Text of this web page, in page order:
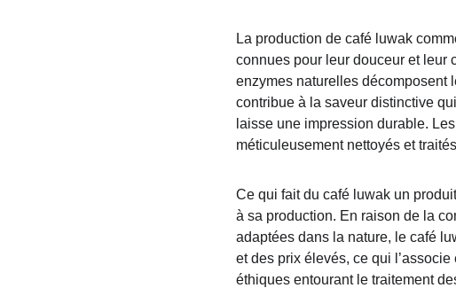
La production de café luwak
connues pour leur douceur et leur
enzymes naturelles décomposent
contribue à la saveur distinctive
laisse une impression durable.
méticuleusement nettoyés et
Ce qui fait du café luwak un
à sa production. En raison de la
adaptées dans la nature, le café
et des prix élevés, ce qui
éthiques entourant le traitement